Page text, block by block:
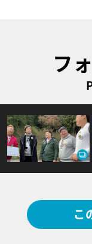
フ
こ